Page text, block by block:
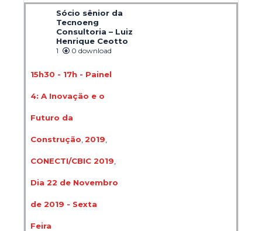
Sócio sênior da
Tecnoeng
Consultoria – Luiz
Henrique Ceotto
1 0 download
15h30 - 17h - Painel
4: A Inovação e o
Futuro da
Construção 2019
CONECTI/CBIC 2019
Dia 22 de Novembro
de 2019 - Sexta
Feira